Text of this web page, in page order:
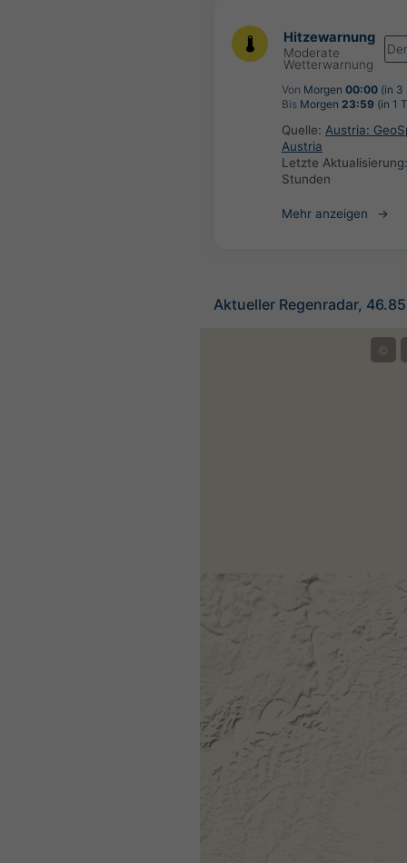
Hitzewarnung
Moderate
Wetterwarnung
Von Morgen 00:00 (in 3
Bis Morgen 23:59 (in 1
Quelle: Austria:
Austria
Letzte
Stunden
Mehr anzeigen
Aktueller Regenradar,
©